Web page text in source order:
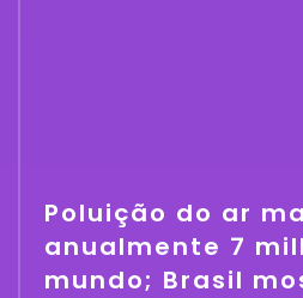
Poluição do ar
anualmente 7
mundo; Brasil